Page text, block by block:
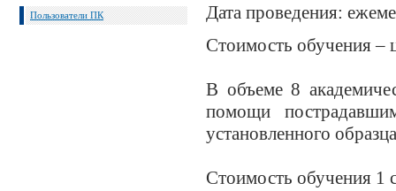
Пользователи ПК
Дата проведения:
Стоимость обучения –
В объеме 8
помощи
установленного
Стоимость обучения 1